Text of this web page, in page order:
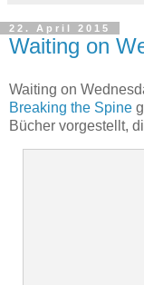
22. April 2015
Waiting on
Waiting on
Breaking the Spine
Bücher vorgestellt,